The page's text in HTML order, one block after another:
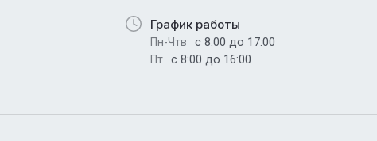
График работы
Пн-Чтв с 8:00 до 17:00
Пт с 8:00 до 16:00